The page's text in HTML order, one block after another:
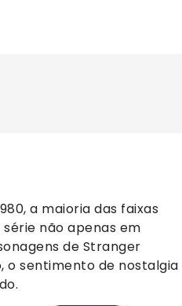
a maioria das faixas
não apenas em
de Stranger
o sentimento de nostalgia